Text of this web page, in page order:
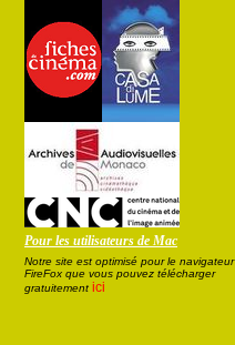
Pour les utilisateurs de Mac
Notre site est optimisé pour le navigateur
FireFox que vous pouvez télécharger
gratuitement ici